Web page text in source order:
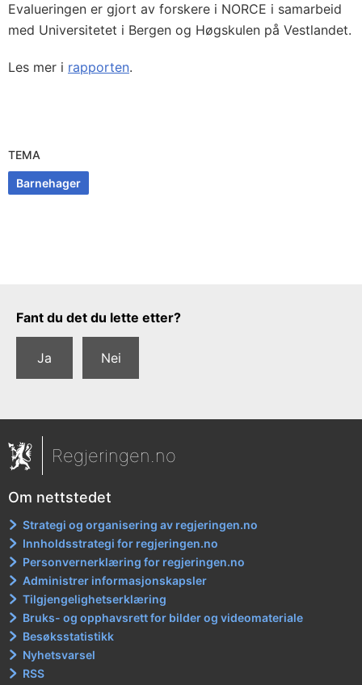
Evalueringen er gjort av forskere i NORCE i samarbeid
med Universitetet i Bergen og Høgskulen på Vestlandet.
Les mer i rapporten.
TEMA
Barnehager
Tilbakemeldingsskjema
Fant du det du lette etter?
Ja Nei
Regjeringen.no
Om nettstedet
Strategi og organisering av regjeringen.no
Innholdsstrategi for regjeringen.no
Personvernerklæring for regjeringen.no
Administrer informasjonskapsler
Tilgjengelighetserklæring
Bruks- og opphavsrett for bilder og videomateriale
Besøksstatistikk
Nyhetsvarsel
RSS